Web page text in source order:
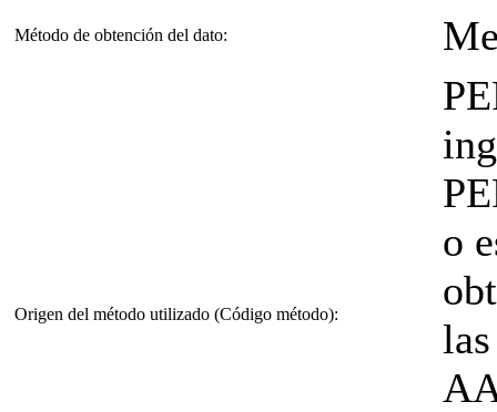
Método de obtención del dato:
Origen del método utilizado (Código método):
o